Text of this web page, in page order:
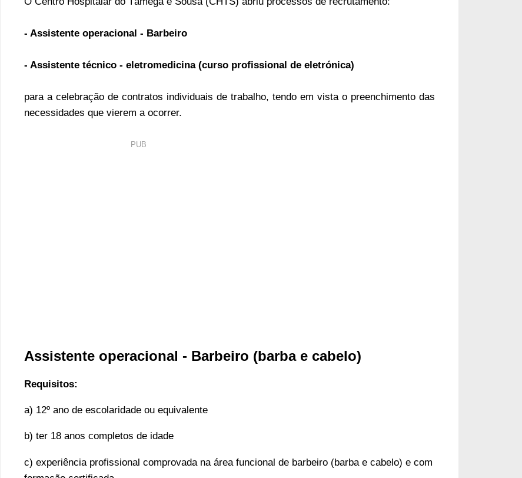
- Assistente operacional - Barbeiro
- Assistente técnico - eletromedicina (curso profissional de eletrónica)
para a celebração de contratos individuais de trabalho, tendo em vista o preenchimento das
necessidades que vierem a ocorrer.
PUB
Assistente operacional - Barbeiro (barba e cabelo)
Requisitos:
a) 12º ano de escolaridade ou equivalente
b) ter 18 anos completos de idade
c) experiência profissional comprovada na área funcional de barbeiro (barba e cabelo) e com